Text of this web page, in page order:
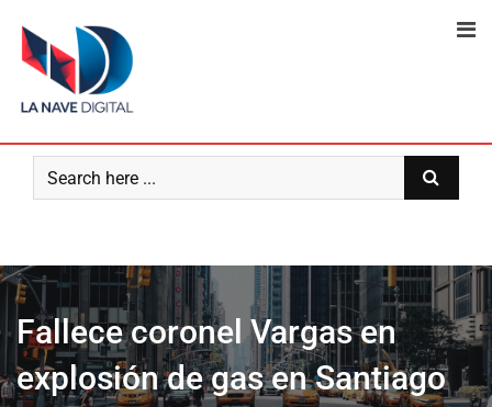
content
Fallece coronel Vargas en
explosión de gas en Santiago